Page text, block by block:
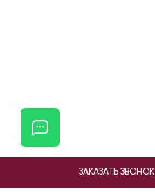
ЗАКАЗАТЬ ЗВОНОК